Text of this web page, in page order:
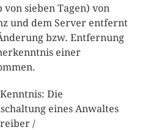
sieben Tagen) von
und dem Server entfernt
bzw. Entfernung
einer
Die
eines Anwaltes
/